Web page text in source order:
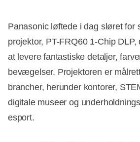
Panasonic løftede i dag sløret for
projektor, PT-FRQ60 1-Chip DLP,
at levere fantastiske detaljer,
bevægelser. Projektoren er
brancher, herunder kontorer,
digitale museer og
esport.